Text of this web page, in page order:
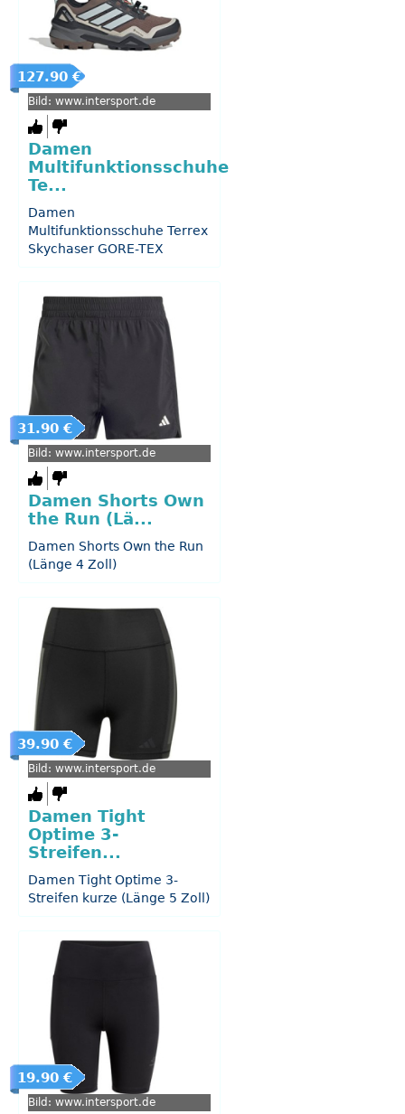
127.90 €
Bild: www.intersport.de
Damen
Multifunktionsschuhe
Te...
Damen
Multifunktionsschuhe Terrex
Skychaser GORE-TEX
31.90 €
Bild: www.intersport.de
Damen Shorts Own
the Run (Lä...
Damen Shorts Own the Run
(Länge 4 Zoll)
39.90 €
Bild: www.intersport.de
Damen Tight
Optime 3-
Streifen...
Damen Tight Optime 3-
Streifen kurze (Länge 5 Zoll)
19.90 €
Bild: www.intersport.de